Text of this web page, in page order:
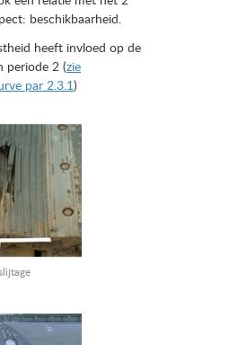
beschikbaarheid.
heeft invloed op de
periode 2 (zie
par 2.3.1 )